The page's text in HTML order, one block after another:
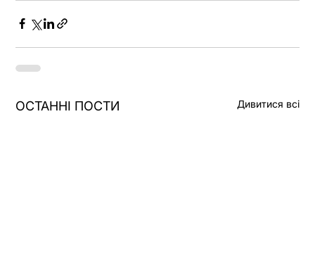
ОСТАННІ ПОСТИ Дивитися всі